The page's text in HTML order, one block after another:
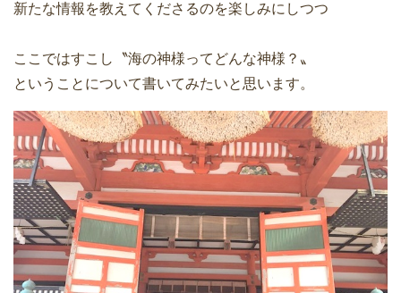
新たな情報を教えてくださるのを楽しみにしつつ
ここではすこし〝海の神様ってどんな神様？〟
ということについて書いてみたいと思います。